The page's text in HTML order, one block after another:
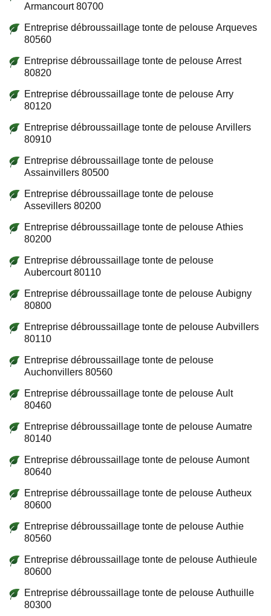
Armancourt 80700
Entreprise débroussaillage tonte de pelouse Arqueves
80560
Entreprise débroussaillage tonte de pelouse Arrest
80820
Entreprise débroussaillage tonte de pelouse Arry
80120
Entreprise débroussaillage tonte de pelouse Arvillers
80910
Entreprise débroussaillage tonte de pelouse
Assainvillers 80500
Entreprise débroussaillage tonte de pelouse
Assevillers 80200
Entreprise débroussaillage tonte de pelouse Athies
80200
Entreprise débroussaillage tonte de pelouse
Aubercourt 80110
Entreprise débroussaillage tonte de pelouse Aubigny
80800
Entreprise débroussaillage tonte de pelouse Aubvillers
80110
Entreprise débroussaillage tonte de pelouse
Auchonvillers 80560
Entreprise débroussaillage tonte de pelouse Ault
80460
Entreprise débroussaillage tonte de pelouse Aumatre
80140
Entreprise débroussaillage tonte de pelouse Aumont
80640
Entreprise débroussaillage tonte de pelouse Autheux
80600
Entreprise débroussaillage tonte de pelouse Authie
80560
Entreprise débroussaillage tonte de pelouse Authieule
80600
Entreprise débroussaillage tonte de pelouse Authuille
80300